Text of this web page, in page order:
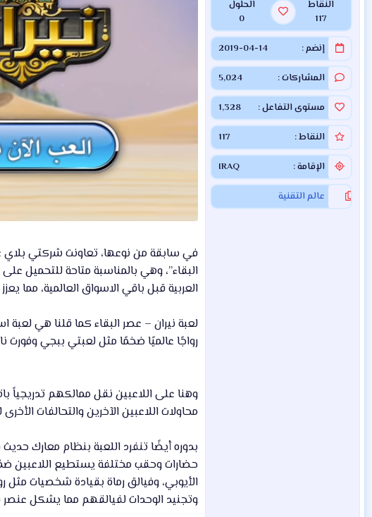
النقاط
117
الحلول
0
إنضم 2019-04-14
المشاركات 5,024
مستوى التفاعل 1,328
النقاط 117
الإقامة IRAQ
عالم التقنية
في سابقة من نوعها، تعاونت شركتي بلاي
العربية قبل باقي الاسواق العالمية، مما
لعبة نيران – عصر البقاء كما قلنا هي
رواجًا عالميًا ضخمًا مثل لعبتي ببجي
وهنا على اللاعبين نقل ممالكهم تدريجياً
محاولات اللاعبين الآخرين والتحالفات
حضارات وحقب مختلفة يستطيع اللاعبين
الأيوبي، وفيالق رماة بقيادة شخصيات
وتجنيد الوحدات لفيالقهم مما يشكل عنصر